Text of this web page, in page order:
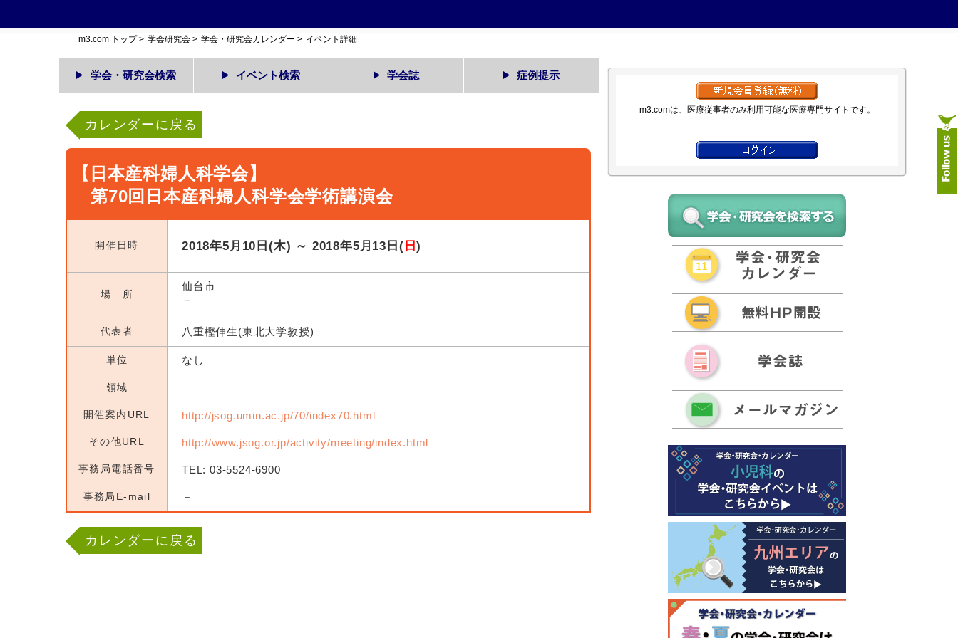
m3.com トップ> 学会研究会 > 学会・研究会カレンダー > イベント詳細
学会・研究会検索 イベント検索 学会誌 症例提示
カレンダーに戻る
【日本産科婦人科学会】
第70回日本産科婦人科学会学術講演会
開催日時 2018年5月10日(木) ～ 2018年5月13日( 日)
場 所
仙台市
－
代表者 八重樫伸生(東北大学教授)
単位 なし
領域
開催案内URL http://jsog.umin.ac.jp/70/index70.html
その他URL http://www.jsog.or.jp/activity/meeting/index.html
事務局電話番号 TEL: 03-5524-6900
事務局E-mail －
カレンダーに戻る
m3.comは、医療従事者のみ利用可能な医療専門サイトです。